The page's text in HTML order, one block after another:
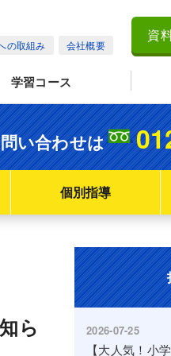
の取組み 会社概要
資
学習コース
い合わせは
個別指導
ら
2026-07-25
【大人気！小